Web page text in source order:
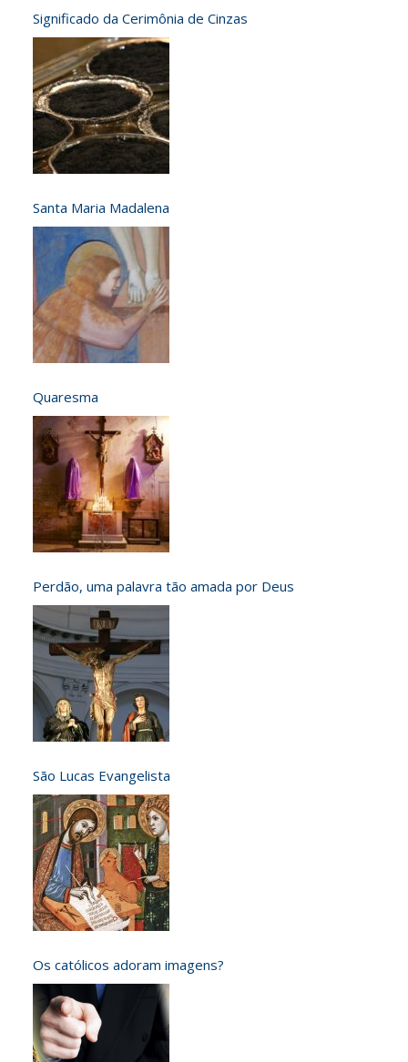
Significado da Cerimônia de Cinzas
Santa Maria Madalena
Quaresma
Perdão, uma palavra tão amada por Deus
São Lucas Evangelista
Os católicos adoram imagens?